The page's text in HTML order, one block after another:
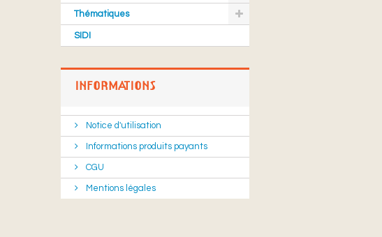
Thématiques
SIDI
INFORMATIONS
Notice d'utilisation
Informations produits payants
CGU
Mentions légales